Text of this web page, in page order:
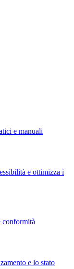
e manuali
e ottimizza i
conformità
e lo stato